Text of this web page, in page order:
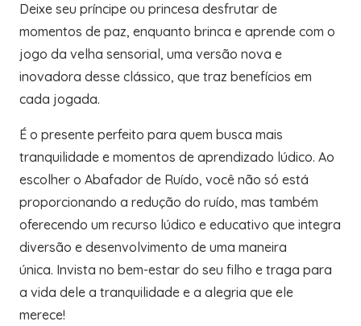
Deixe seu príncipe ou princesa desfrutar de
momentos de paz, enquanto brinca e aprende com o
jogo da velha sensorial, uma versão nova e
inovadora desse clássico, que traz benefícios em
cada jogada.
É o presente perfeito para quem busca mais
tranquilidade e momentos de aprendizado lúdico. Ao
escolher o Abafador de Ruído, você não só está
proporcionando a redução do ruído, mas também
oferecendo um recurso lúdico e educativo que integra
diversão e desenvolvimento de uma maneira
única. Invista no bem-estar do seu filho e traga para
a vida dele a tranquilidade e a alegria que ele
merece!